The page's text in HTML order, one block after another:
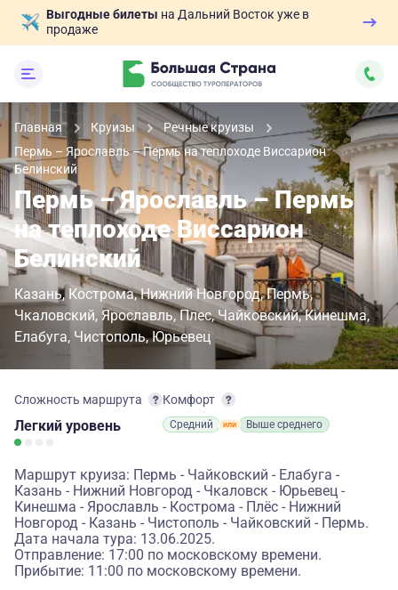
Выгодные билеты на Дальний Восток уже в
продаже
Главная Круизы
Речные круизы
Пермь – Ярославль – Пермь на теплоходе Виссарион
Белинский
Пермь – Ярославль – Пермь
на теплоходе Виссарион
Белинский
Казань Кострома Нижний Новгород Пермь
Чкаловский Ярославль Плес Чайковский Кинешма
Елабуга Чистополь Юрьевец
Сложность маршрута
Легкий уровень
Комфорт
Средний Выше среднего
Маршрут круиза: Пермь - Чайковский - Елабуга -
Казань - Нижний Новгород - Чкаловск - Юрьевец -
Кинешма - Ярославль - Кострома - Плёс - Нижний
Новгород - Казань - Чистополь - Чайковский - Пермь.
Дата начала тура: 13.06.2025.
Отправление: 17:00 по московскому времени.
Прибытие: 11:00 по московскому времени.